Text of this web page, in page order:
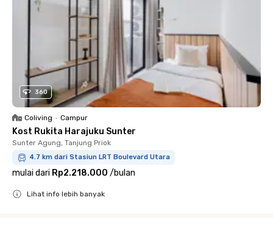
360
Coliving • Campur
Kost Rukita Harajuku Sunter
Sunter Agung, Tanjung Priok
4.7 km dari Stasiun LRT Boulevard Utara
mulai dari Rp2.218.000 /bulan
Lihat info lebih banyak